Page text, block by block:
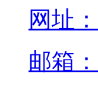
网址
邮箱